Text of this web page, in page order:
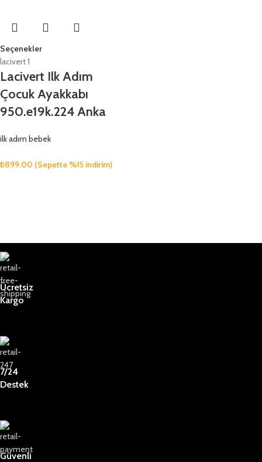
Seçenekler
lacivert 1
Lacivert Ilk Adım
Çocuk Ayakkabı
950.e19k.224 Anka
ilk adım bebek
₺899.00 (Sepette %15 indirim)
Ücretsiz
Kargo
7/24
Destek
Güvenli